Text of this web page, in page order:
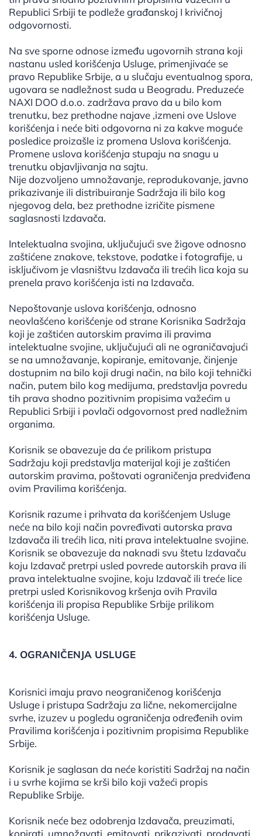
Republici Srbiji te podleže građanskoj I krivičnoj
odgovornosti.
Na sve sporne odnose između ugovornih strana koji
nastanu usled korišćenja Usluge, primenjivaće se
pravo Republike Srbije, a u slučaju eventualnog spora,
ugovara se nadležnost suda u Beogradu. Preduzeće
NAXI DOO d.o.o. zadržava pravo da u bilo kom
trenutku, bez prethodne najave ,izmeni ove Uslove
korišćenja i neće biti odgovorna ni za kakve moguće
posledice proizašle iz promena Uslova korišćenja.
Promene uslova korišćenja stupaju na snagu u
trenutku objavljivanja na sajtu.
Nije dozvoljeno umnožavanje, reprodukovanje, javno
prikazivanje ili distribuiranje Sadržaja ili bilo kog
njegovog dela, bez prethodne izričite pismene
saglasnosti Izdavača.
Intelektualna svojina, uključujući sve žigove odnosno
zaštićene znakove, tekstove, podatke i fotografije, u
isključivom je vlasništvu Izdavača ili trećih lica koja su
prenela pravo korišćenja isti na Izdavača.
Nepoštovanje uslova korišćenja, odnosno
neovlašćeno korišćenje od strane Korisnika Sadržaja
koji je zaštićen autorskim pravima ili pravima
intelektualne svojine, uključujući ali ne ograničavajući
se na umnožavanje, kopiranje, emitovanje, činjenje
dostupnim na bilo koji drugi način, na bilo koji tehnički
način, putem bilo kog medijuma, predstavlja povredu
tih prava shodno pozitivnim propisima važećim u
Republici Srbiji i povlači odgovornost pred nadležnim
organima.
Korisnik se obavezuje da će prilikom pristupa
Sadržaju koji predstavlja materijal koji je zaštićen
autorskim pravima, poštovati ograničenja predviđena
ovim Pravilima korišćenja.
Korisnik razume i prihvata da korišćenjem Usluge
neće na bilo koji način povređivati autorska prava
Izdavača ili trećih lica, niti prava intelektualne svojine.
Korisnik se obavezuje da naknadi svu štetu Izdavaču
koju Izdavač pretrpi usled povrede autorskih prava ili
prava intelektualne svojine, koju Izdavač ili treće lice
pretrpi usled Korisnikovog kršenja ovih Pravila
korišćenja ili propisa Republike Srbije prilikom
korišćenja Usluge.
4. OGRANIČENJA USLUGE
Korisnici imaju pravo neograničenog korišćenja
Usluge i pristupa Sadržaju za lične, nekomercijalne
svrhe, izuzev u pogledu ograničenja određenih ovim
Pravilima korišćenja i pozitivnim propisima Republike
Srbije.
Korisnik je saglasan da neće koristiti Sadržaj na način
i u svrhe kojima se krši bilo koji važeći propis
Republike Srbije.
Korisnik neće bez odobrenja Izdavača, preuzimati,
kopirati, umnožavati, emitovati, prikazivati, prodavati